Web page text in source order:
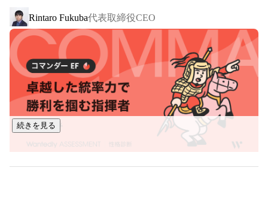
■ 事業内容
￣￣￣￣￣￣
・プログラミングスクール事業：COACHTECH
1,000時間の学習カリキュラムを提供し、実務で活躍できる人
材を育成するスクールです。
Webアプリケーション開発の案件を保証する選抜コミュニテ
ィを運営し、市場価値が高い人材の輩出に努めています。
・システム開発事業
Rintaro Fukuba代表取締役CEO
続きを見る